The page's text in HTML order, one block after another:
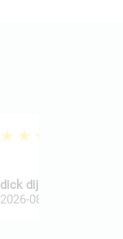
★★★★★
dick dijkkamp
2026-08-03